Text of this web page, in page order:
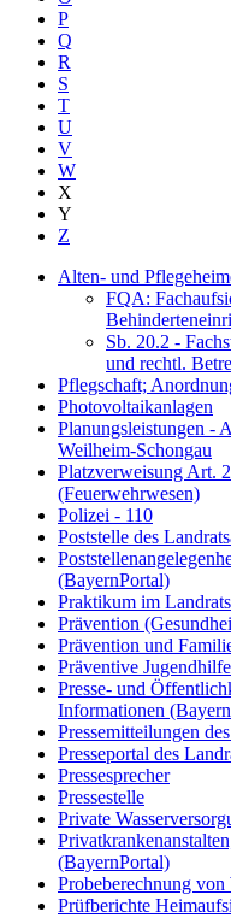
P
Q
R
S
T
U
V
W
X
Y
Z
Alten- und
FQA:
Sb. 20.2 -
und rechtl.
Pflegschaft;
Photovoltaikanlagen
Planungsleistungen -
Weilheim-Schongau
Platzverweisung Art.
(Feuerwehrwesen)
Polizei - 110
Poststelle des
(BayernPortal)
Praktikum im
Prävention
Prävention und
Präventive
Presse- und
Informationen
Pressemitteilungen
Presseportal des
Pressesprecher
Pressestelle
Private
(BayernPortal)
Probeberechnung
Prüfberichte